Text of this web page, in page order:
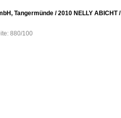
Tangermünde / 2010 NELLY ABICHT /
880/100